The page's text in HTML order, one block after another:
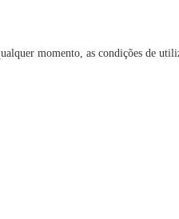
momento, as condições de